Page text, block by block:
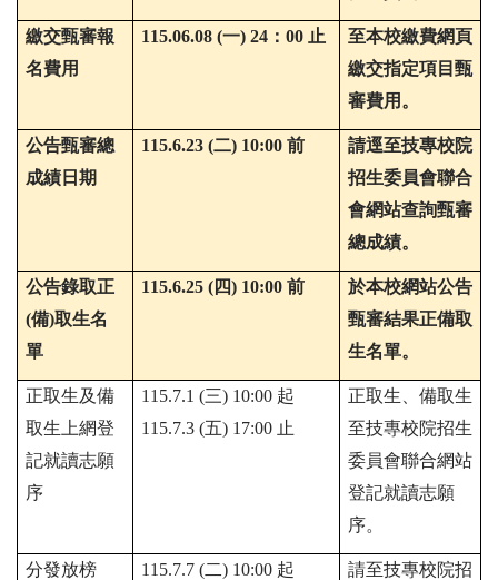
繳交甄審報
名費用
115.06.08 (一) 24 ： 00 止
至本校繳費網頁
繳交指定項目甄
審費用。
公告甄審總
成績日期
115.6.23 (二) 10:00 前
請逕至技專校院
招生委員會聯合
會網站查詢甄審
總成績。
公告錄取正
(備)取生名
單
115.6.25 (四) 10:00 前
於本校網站公告
甄審結果正備取
生名單。
正取生及備
取生上網登
記就讀志願
序
115.7.1 (三) 10:00 起
115.7.3 (五) 17:00 止
正取生、備取生
至技專校院招生
委員會聯合網站
登記就讀志願
序。
分發放榜 115.7.7 (二) 10:00 起
請至技專校院招